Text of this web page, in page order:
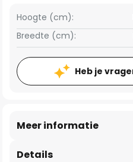
Breedte (cm):
Hoogte (cm):
Heb je
Details
Meer informatie